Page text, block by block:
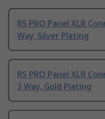
RS PRO Panel XLR
Way, Silver Plating
RS PRO Panel XLR
3 Way, Gold Plating